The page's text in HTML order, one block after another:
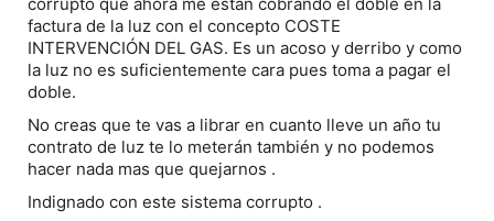
factura de la luz con el concepto COSTE
INTERVENCIÓN DEL GAS. Es un acoso y derribo y como
la luz no es suficientemente cara pues toma a pagar el
doble.
No creas que te vas a librar en cuanto lleve un año tu
contrato de luz te lo meterán también y no podemos
hacer nada mas que quejarnos .
Indignado con este sistema corrupto .